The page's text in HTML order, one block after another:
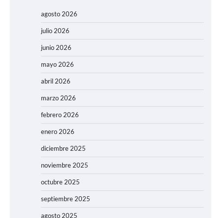
agosto 2026
julio 2026
junio 2026
mayo 2026
abril 2026
marzo 2026
febrero 2026
enero 2026
diciembre 2025
noviembre 2025
octubre 2025
septiembre 2025
agosto 2025